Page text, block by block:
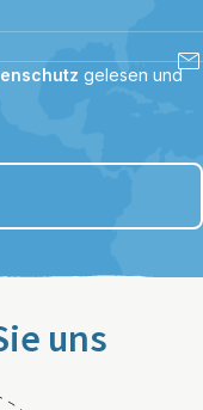
gelesen und
uns